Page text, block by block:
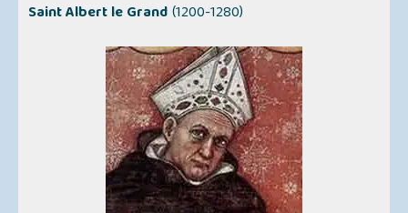
Saint Albert le Grand(1200-1280)